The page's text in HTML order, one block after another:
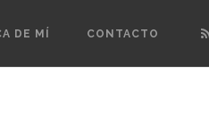
DE MÍ CONTACTO